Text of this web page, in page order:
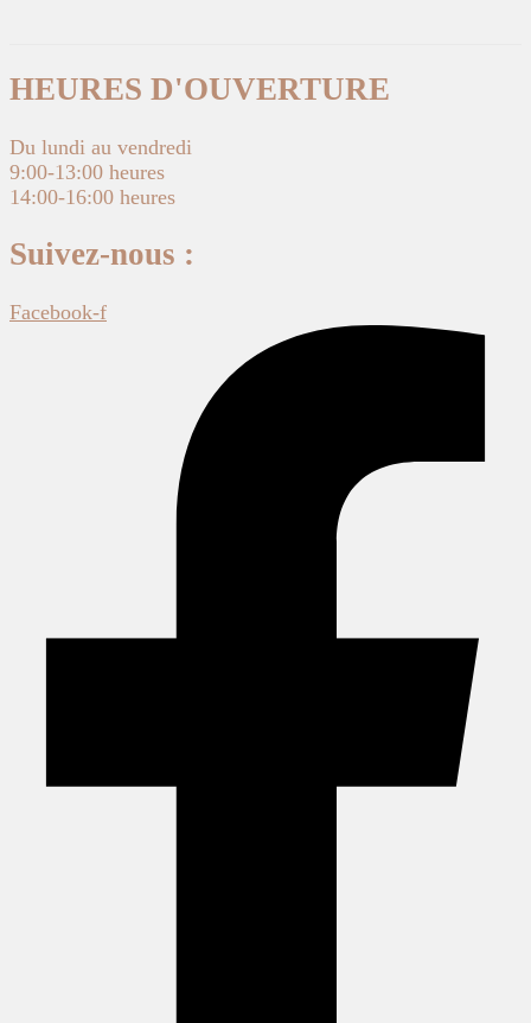
HEURES D'OUVERTURE
Du lundi au vendredi
9:00-13:00 heures
14:00-16:00 heures
Suivez-nous :
Facebook-f